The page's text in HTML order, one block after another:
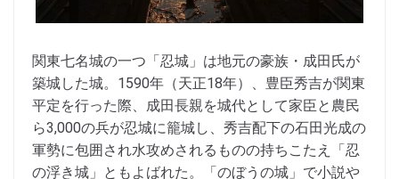
関東七名城の一つ「忍城」は地元の豪族・成田氏が
築城した城。1590年（天正18年）、豊臣秀吉が関東
平定を行った際、成田長親を城代として家臣と農民
ら3,000の兵が忍城に籠城し、秀吉配下の石田光成の
軍勢に包囲され水攻めされるものの持ちこたえ「忍
の浮き城」ともよばれた。「のぼうの城」で小説や